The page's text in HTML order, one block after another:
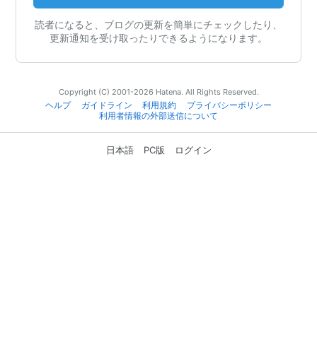
読者になると、ブログの更新を簡単にチェックしたり、
更新通知を受け取ったりできるようになります。
Copyright (C) 2001-2026 Hatena. All Rights Reserved.
ヘルプ
ガイドライン 利用規約
プライバシーポリシー
利用者情報の外部送信について
日本語 PC版 ログイン